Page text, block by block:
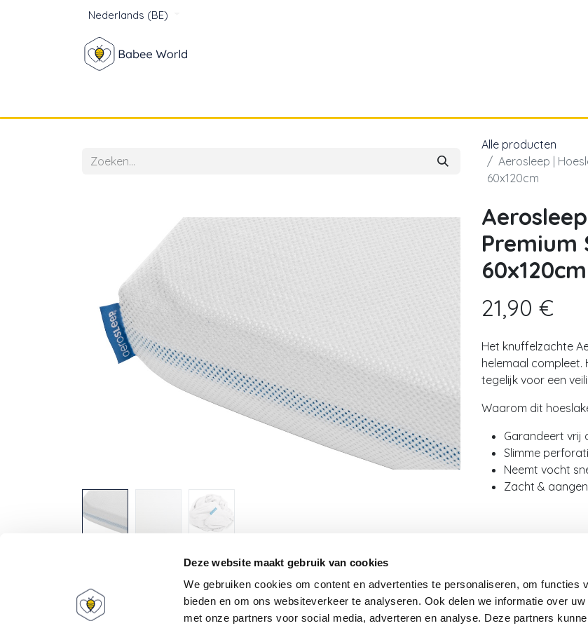
Deze website maakt gebruik van cookies
We gebruiken cookies om content en advertenties te personaliseren, om functies
bieden en om ons websiteverkeer te analyseren. Ook delen we informatie over
met onze partners voor social media, adverteren en analyse. Deze partners
Nederlands (BE)
Alle producten
Aerosleep |
60x120cm
Premium
60x120cm
21,90 €
Het knuffelzachte
helemaal
tegelijk voor een
Waarom dit
Garandeert vrij
Slimme
Neemt vocht
Zacht &
Toevoegen aan